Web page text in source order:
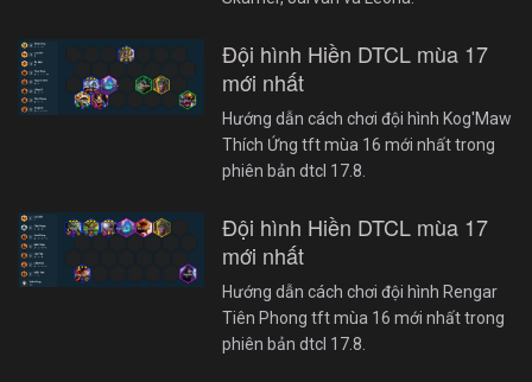
Đội hình Hiền DTCL mùa 17
mới nhất
Hướng dẫn cách chơi đội hình Kog'Maw
Thích Ứng tft mùa 16 mới nhất trong
phiên bản dtcl 17.8.
Đội hình Hiền DTCL mùa 17
mới nhất
Hướng dẫn cách chơi đội hình Rengar
Tiên Phong tft mùa 16 mới nhất trong
phiên bản dtcl 17.8.